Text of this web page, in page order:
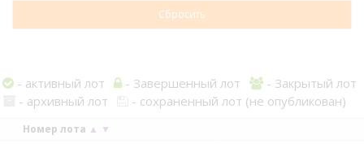
- активный лот - Завершенный лот
- Закрытый лот
- архивный лот
- сохраненный лот (не опубликован)
Номер лота ▲ ▼